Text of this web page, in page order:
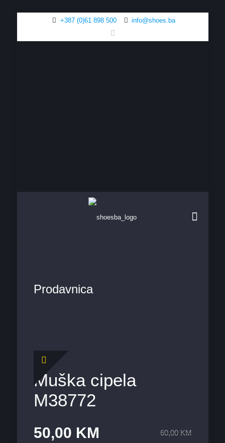
+387 (0)61 898 500 info@shoes.ba
Prodavnica
Muška cipela
M38772
60,00 KM
50,00 KM